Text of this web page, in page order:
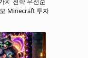
Minecraft 투자